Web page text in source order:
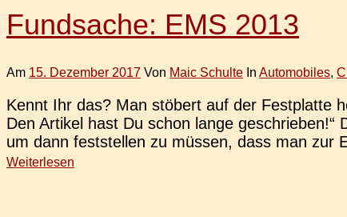
Fundsache: EMS 2013
Am 15. Dezember 2017 Von Maic Schulte In Automobiles,
Kennt Ihr das? Man stö­bert auf der Fest­plat­te
Den Arti­kel hast Du schon lange
um dann fest­stel­len zu müssen, dass man zur
Weiterlesen